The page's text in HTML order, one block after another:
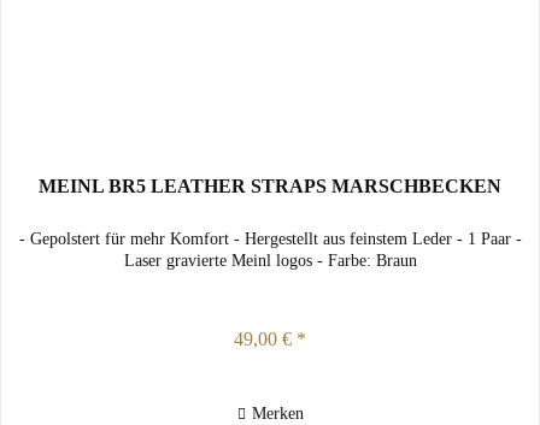
MEINL BR5 LEATHER STRAPS MARSCHBECKEN
- Gepolstert für mehr Komfort - Hergestellt aus feinstem Leder - 1 Paar -
Laser gravierte Meinl logos - Farbe: Braun
49,00 € *
Merken